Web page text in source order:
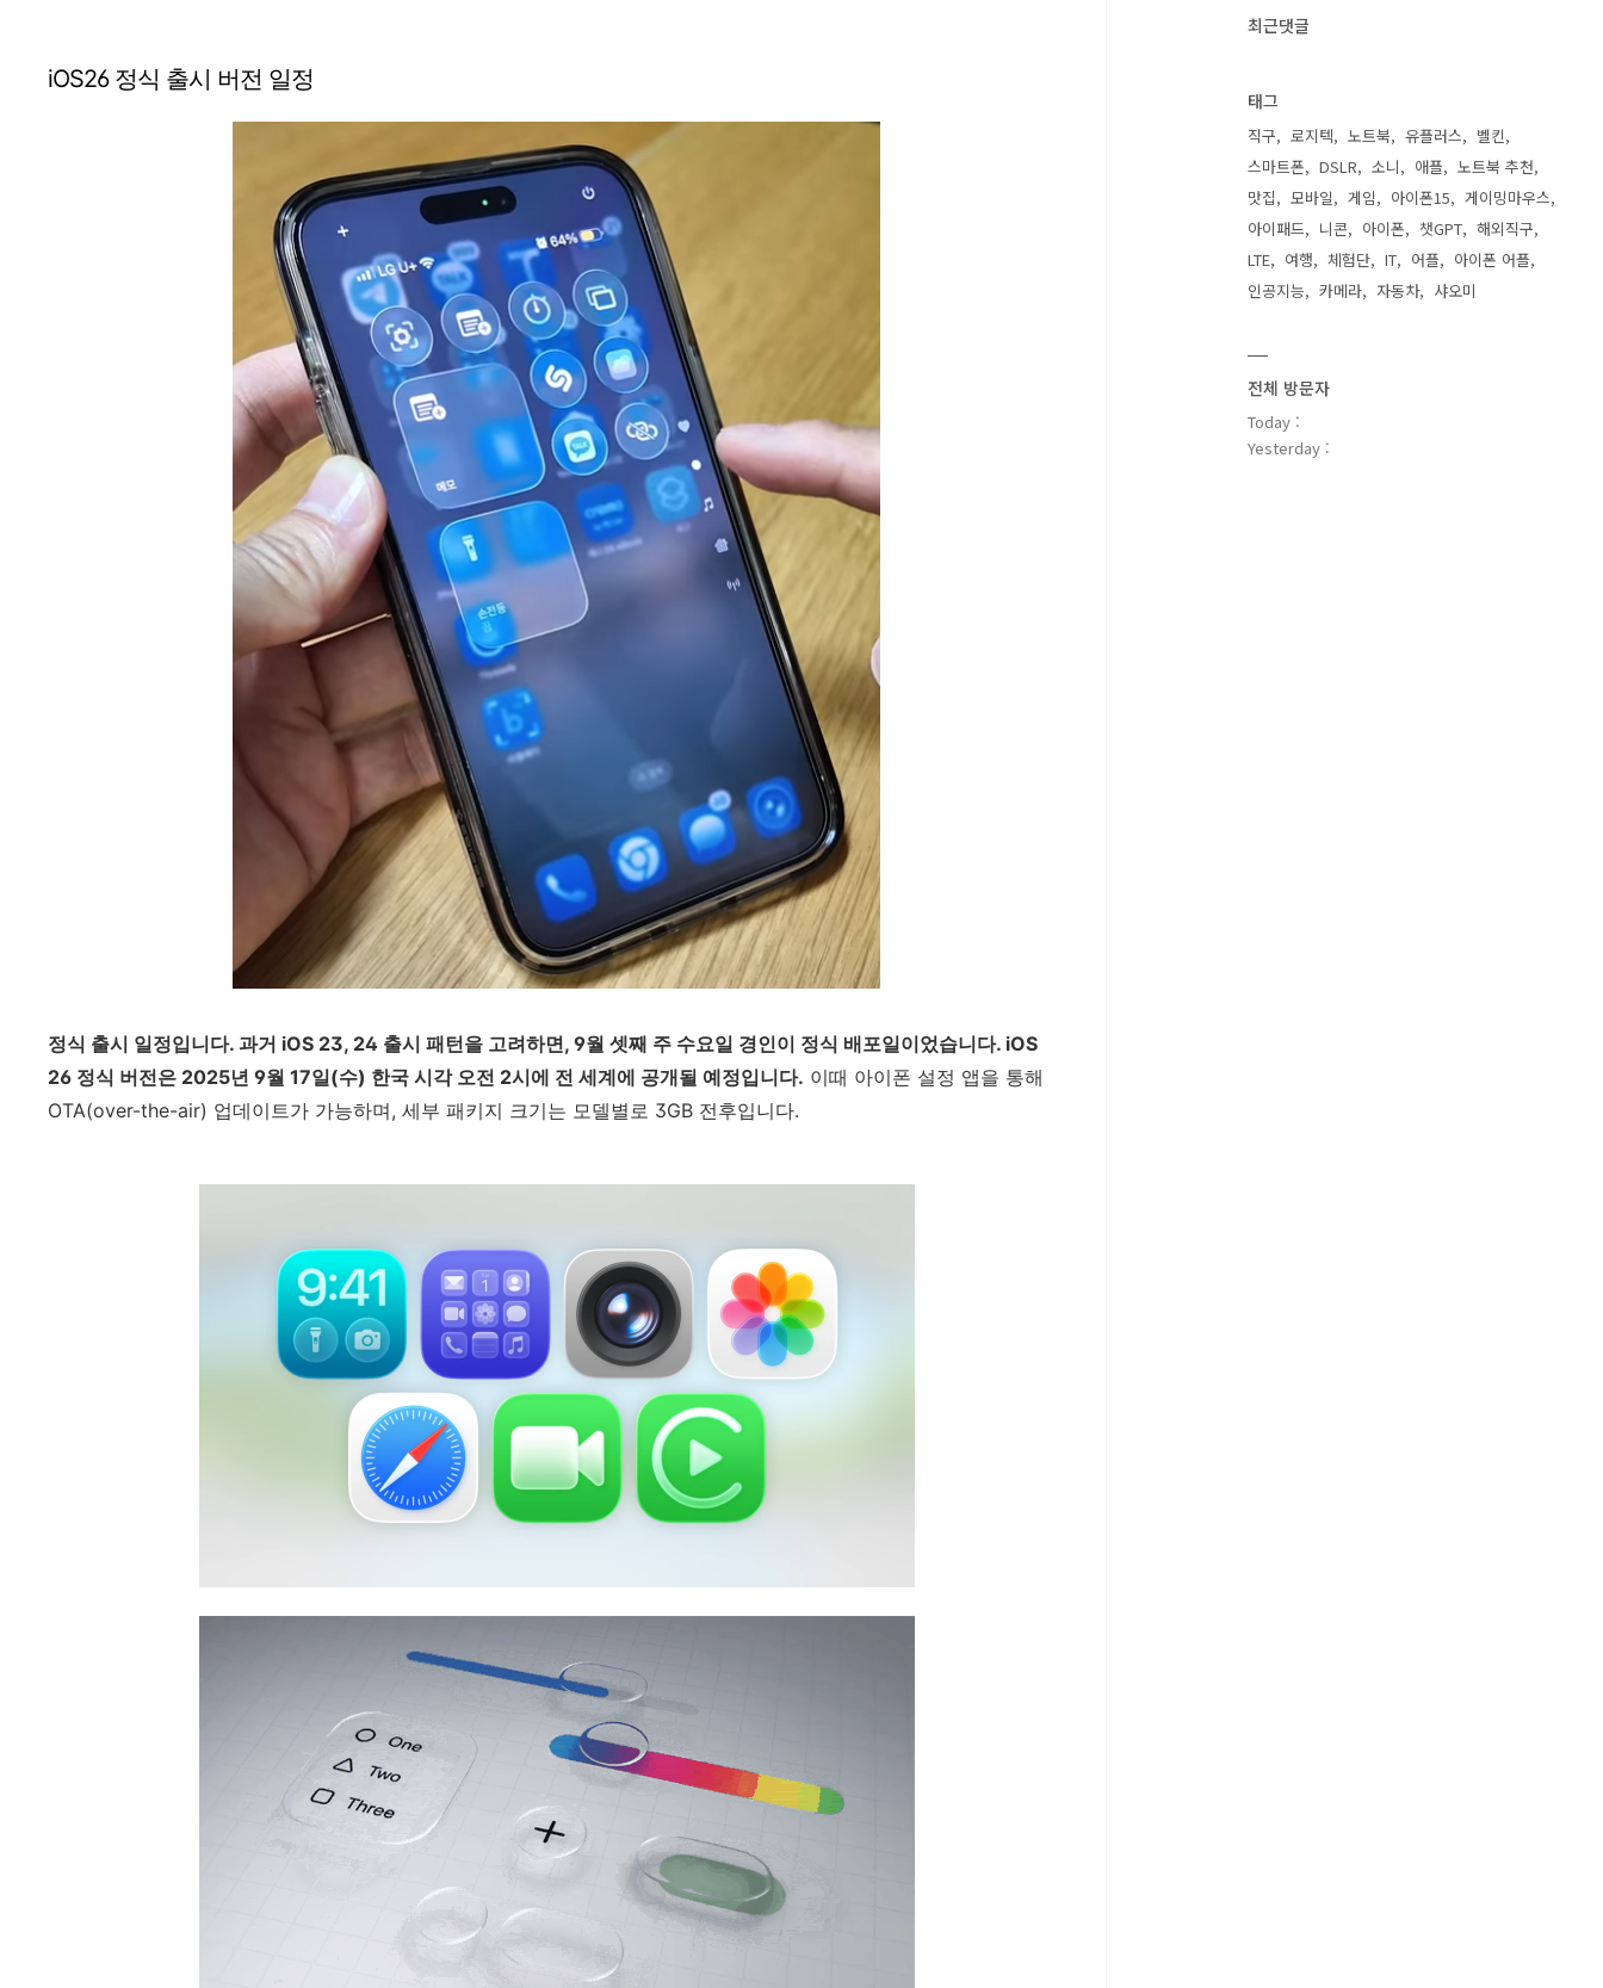
iOS26 정식 출시 버전 일정
정식 출시 일정입니다. 과거 iOS 23, 24 출시 패턴을 고려하면, 9월 셋째 주 수요일 경인이 정식 배포일이었습니다. iOS
26 정식 버전은 2025년 9월 17일(수) 한국 시각 오전 2시에 전 세계에 공개될 예정입니다. 이때 아이폰 설정 앱을 통해
OTA(over-the-air) 업데이트가 가능하며, 세부 패키지 크기는 모델별로 3GB 전후입니다.
최근댓글
태그
직구 로지텍 노트북 유플러스
벨킨
스마트폰
DSLR 소니 애플
노트북 추천
맛집
모바일 게임 아이폰15
게이밍마우스
아이패드
니콘 아이폰 챗GPT
해외직구
LTE
여행 체험단 IT 어플
아이폰 어플
인공지능
카메라 자동차 샤오미
전체 방문자
Today :
Yesterday :